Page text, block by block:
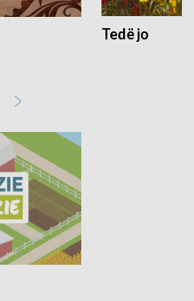
Tedë jo